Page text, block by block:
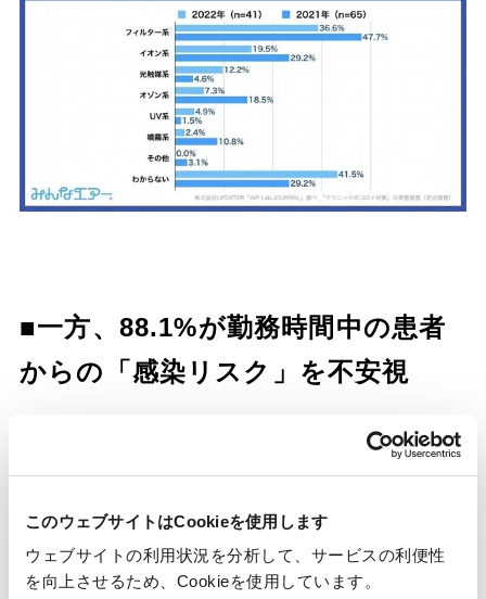
このウェブサイトはCookieを使用します
ウェブサイトの利用状況を分析して、サービスの利便性
を向上させるため、Cookieを使用しています。
■一方、88.1%が勤務時間中の患者
からの「感染リスク」を不安視
「Q5.あなたは、勤務時間中の患者からの感染
リスクを不安に感じますか。」 と質問したとこ
ろ、2022年（n=101）は「かなり不安」が